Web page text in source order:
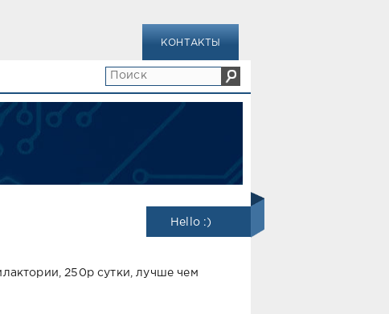
КОНТАКТЫ
Hello :)
250р сутки, лучше чем